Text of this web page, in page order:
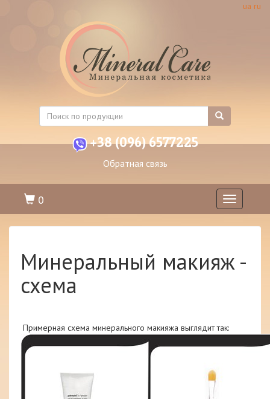
ua ru
+38 (096) 6577225
Обратная связь
Toggle
navigation
0
Минеральный макияж -
схема
Примерная схема минерального макияжа выглядит так: